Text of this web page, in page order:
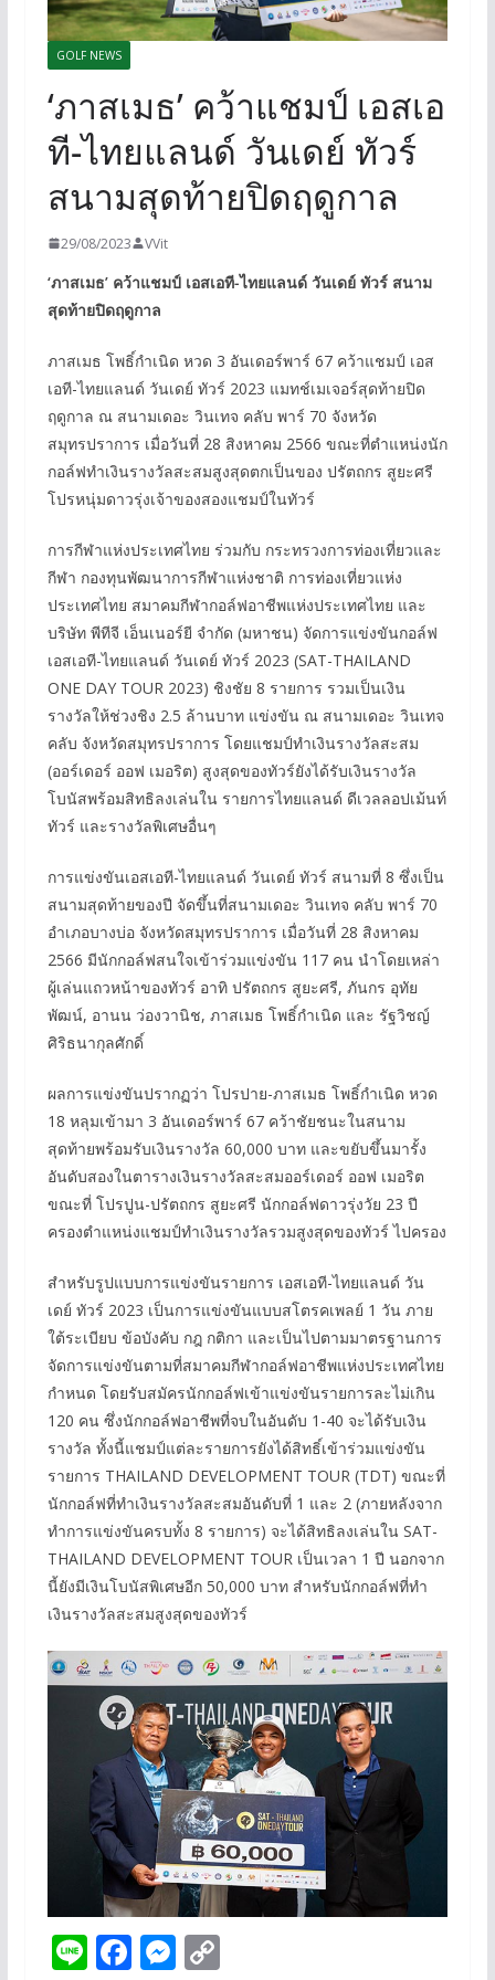
GOLF NEWS
‘ภาสเมธ’ คว้าแชมป์ เอสเอ
ที-ไทยแลนด์ วันเดย์ ทัวร์
สนามสุดท้ายปิดฤดูกาล
29/08/2023 VVit
‘ภาสเมธ’ คว้าแชมป์ เอสเอที-ไทยแลนด์ วันเดย์ ทัวร์ สนาม
สุดท้ายปิดฤดูกาล
ภาสเมธ โพธิ์กำเนิด หวด 3 อันเดอร์พาร์ 67 คว้าแชมป์ เอส
เอที-ไทยแลนด์ วันเดย์ ทัวร์ 2023 แมทช์เมเจอร์สุดท้ายปิด
ฤดูกาล ณ สนามเดอะ วินเทจ คลับ พาร์ 70 จังหวัด
สมุทรปราการ เมื่อวันที่ 28 สิงหาคม 2566 ขณะที่ตำแหน่งนัก
กอล์ฟทำเงินรางวัลสะสมสูงสุดตกเป็นของ ปรัตถกร สูยะศรี
โปรหนุ่มดาวรุ่งเจ้าของสองแชมป์ในทัวร์
การกีฬาแห่งประเทศไทย ร่วมกับ กระทรวงการท่องเที่ยวและ
กีฬา กองทุนพัฒนาการกีฬาแห่งชาติ การท่องเที่ยวแห่ง
ประเทศไทย สมาคมกีฬากอล์ฟอาชีพแห่งประเทศไทย และ
บริษัท พีทีจี เอ็นเนอร์ยี จำกัด (มหาชน) จัดการแข่งขันกอล์ฟ
เอสเอที-ไทยแลนด์ วันเดย์ ทัวร์ 2023 (SAT-THAILAND
ONE DAY TOUR 2023) ชิงชัย 8 รายการ รวมเป็นเงิน
รางวัลให้ช่วงชิง 2.5 ล้านบาท แข่งขัน ณ สนามเดอะ วินเทจ
คลับ จังหวัดสมุทรปราการ โดยแชมป์ทำเงินรางวัลสะสม
(ออร์เดอร์ ออฟ เมอริต) สูงสุดของทัวร์ยังได้รับเงินรางวัล
โบนัสพร้อมสิทธิลงเล่นใน รายการไทยแลนด์ ดีเวลลอปเม้นท์
ทัวร์ และรางวัลพิเศษอื่นๆ
การแข่งขันเอสเอที-ไทยแลนด์ วันเดย์ ทัวร์ สนามที่ 8 ซึ่งเป็น
สนามสุดท้ายของปี จัดขึ้นที่สนามเดอะ วินเทจ คลับ พาร์ 70
อำเภอบางบ่อ จังหวัดสมุทรปราการ เมื่อวันที่ 28 สิงหาคม
2566 มีนักกอล์ฟสนใจเข้าร่วมแข่งขัน 117 คน นำโดยเหล่า
ผู้เล่นแถวหน้าของทัวร์ อาทิ ปรัตถกร สูยะศรี, ภันกร อุทัย
พัฒน์, อานน ว่องวานิช, ภาสเมธ โพธิ์กำเนิด และ รัฐวิชญ์
ศิริธนากุลศักดิ์
ผลการแข่งขันปรากฏว่า โปรปาย-ภาสเมธ โพธิ์กำเนิด หวด
18 หลุมเข้ามา 3 อันเดอร์พาร์ 67 คว้าชัยชนะในสนาม
สุดท้ายพร้อมรับเงินรางวัล 60,000 บาท และขยับขึ้นมารั้ง
อันดับสองในตารางเงินรางวัลสะสมออร์เดอร์ ออฟ เมอริต
ขณะที่ โปรปูน-ปรัตถกร สูยะศรี นักกอล์ฟดาวรุ่งวัย 23 ปี
ครองตำแหน่งแชมป์ทำเงินรางวัลรวมสูงสุดของทัวร์ ไปครอง
สำหรับรูปแบบการแข่งขันรายการ เอสเอที-ไทยแลนด์ วัน
เดย์ ทัวร์ 2023 เป็นการแข่งขันแบบสโตรคเพลย์ 1 วัน ภาย
ใต้ระเบียบ ข้อบังคับ กฎ กติกา และเป็นไปตามมาตรฐานการ
จัดการแข่งขันตามที่สมาคมกีฬากอล์ฟอาชีพแห่งประเทศไทย
กำหนด โดยรับสมัครนักกอล์ฟเข้าแข่งขันรายการละไม่เกิน
120 คน ซึ่งนักกอล์ฟอาชีพที่จบในอันดับ 1-40 จะได้รับเงิน
รางวัล ทั้งนี้แชมป์แต่ละรายการยังได้สิทธิ์เข้าร่วมแข่งขัน
รายการ THAILAND DEVELOPMENT TOUR (TDT) ขณะที่
นักกอล์ฟที่ทำเงินรางวัลสะสมอันดับที่ 1 และ 2 (ภายหลังจาก
ทำการแข่งขันครบทั้ง 8 รายการ) จะได้สิทธิลงเล่นใน SAT-
THAILAND DEVELOPMENT TOUR เป็นเวลา 1 ปี นอกจาก
นี้ยังมีเงินโบนัสพิเศษอีก 50,000 บาท สำหรับนักกอล์ฟที่ทำ
เงินรางวัลสะสมสูงสุดของทัวร์
Li F M C